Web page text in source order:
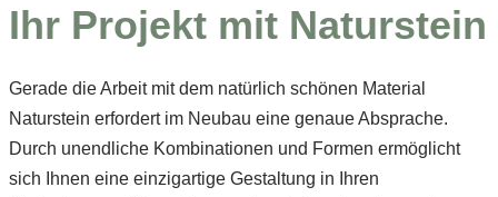
Ihr Projekt mit Naturstein
Gerade die Arbeit mit dem natürlich schönen Material
Naturstein erfordert im Neubau eine genaue Absprache.
Durch unendliche Kombinationen und Formen ermöglicht
sich Ihnen eine einzigartige Gestaltung in Ihren